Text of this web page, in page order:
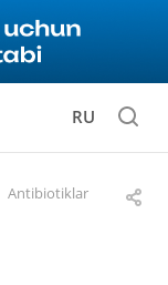
RU
Antibiotiklar